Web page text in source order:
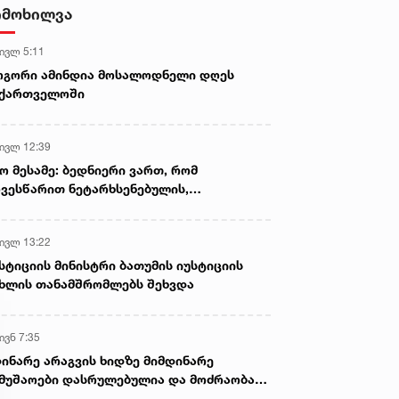
2022 • 9:33
თუ არა,
ყველაზე საშინელება
მოქალაქე დააკავეს
5:11
ამინდია მოსალოდნელი დღეს
12:39
მესამე: ბედნიერი ვართ, რომ
ნეტარხსენებულის,
13:22
მინისტრი ბათუმის იუსტიციის
თანამშრომლებს შეხვდა
7:35
არაგვის ხიდზე მიმდინარე
დასრულებულია და მოძრაობა